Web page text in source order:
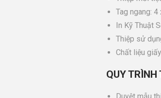
Tag ngang:
In Kỹ Thuật
Thiệp sử
Chất liệu
QUY